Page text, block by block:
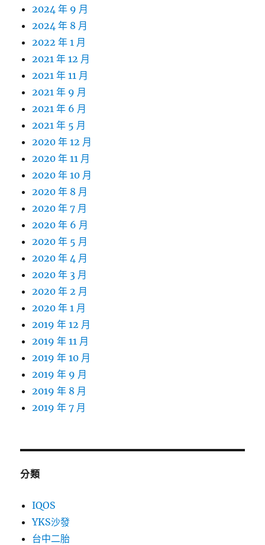
2024 年 9 月
2024 年 8 月
2022 年 1 月
2021 年 12 月
2021 年 11 月
2021 年 9 月
2021 年 6 月
2021 年 5 月
2020 年 12 月
2020 年 11 月
2020 年 10 月
2020 年 8 月
2020 年 7 月
2020 年 6 月
2020 年 5 月
2020 年 4 月
2020 年 3 月
2020 年 2 月
2020 年 1 月
2019 年 12 月
2019 年 11 月
2019 年 10 月
2019 年 9 月
2019 年 8 月
2019 年 7 月
分類
IQOS
YKS沙發
台中二胎